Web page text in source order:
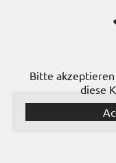
Bitte
diese